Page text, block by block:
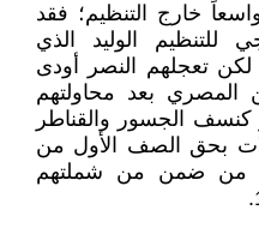
خارج التنظيم؛ فقد
للتنظيم الوليد الذي
لكن تعجلهم النصر أودى
المصري بعد محاولتهم
كنسف الجسور والقناطر
بحق الصف الأول من
من ضمن من شملتهم